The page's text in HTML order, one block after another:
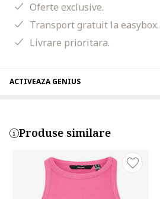
Oferte exclusive.
Transport gratuit la easybox.
Livrare prioritara.
ACTIVEAZA GENIUS
Produse similare